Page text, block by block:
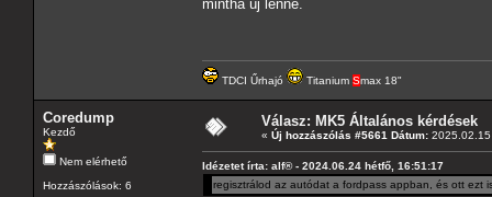
mintha új lenne.
TDCI Űrhajó Titanium Smax 18"
Coredump
Kezdő
Nem elérhető
Hozzászólások: 6
Válasz: MK5 Általános kérdések
« Új hozzászólás #5661 Dátum:
Idézetet írta: alf® - 2024.06.24 hétfő, 16:51:17
regisztrálod az autódat a fordpass appban, és ott ezt